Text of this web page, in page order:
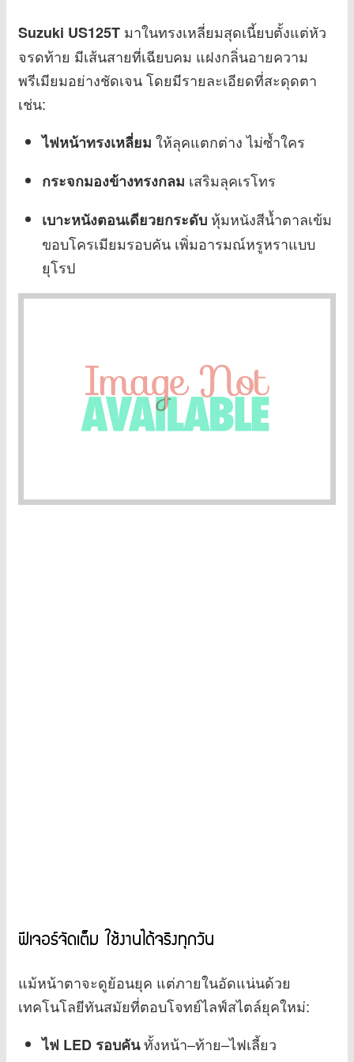
Suzuki US125T มาในทรงเหลี่ยมสุดเนี้ยบตั้งแต่หัว
จรดท้าย มีเส้นสายที่เฉียบคม แฝงกลิ่นอายความ
พรีเมียมอย่างชัดเจน โดยมีรายละเอียดที่สะดุดตา
เช่น:
ไฟหน้าทรงเหลี่ยม ให้ลุคแตกต่าง ไม่ซ้ำใคร
กระจกมองข้างทรงกลม เสริมลุคเรโทร
เบาะหนังตอนเดียวยกระดับ หุ้มหนังสีน้ำตาลเข้ม
ขอบโครเมียมรอบคัน เพิ่มอารมณ์หรูหราแบบ
ยุโรป
ฟีเจอร์จัดเต็ม ใช้งานได้จริงทุกวัน
แม้หน้าตาจะดูย้อนยุค แต่ภายในอัดแน่นด้วย
เทคโนโลยีทันสมัยที่ตอบโจทย์ไลฟ์สไตล์ยุคใหม่:
ไฟ LED รอบคันทั้งหน้า–ท้าย–ไฟเลี้ยว